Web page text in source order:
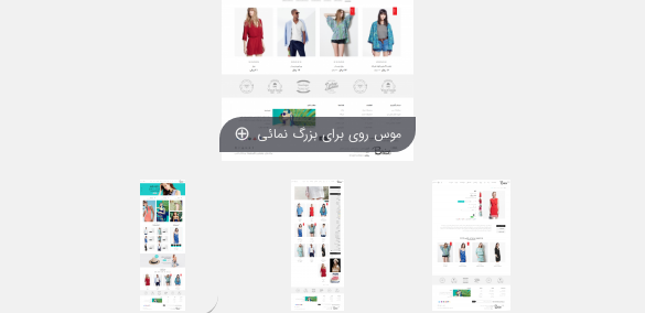
موس روی برای بزرگ نمائی